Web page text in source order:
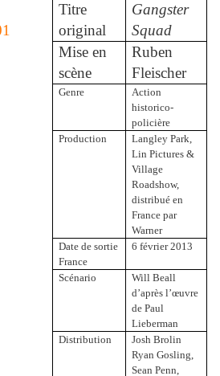
Titre
original
Gangster
Squad
Mise en
scène
Ruben
Fleischer
Genre
Action
historico-
policière
Production
Langley Park,
Lin Pictures &
Village
Roadshow,
distribué en
France par
Warner
Date de sortie
France
6 février 2013
Scénario
Will Beall
d’après l’œuvre
de Paul
Lieberman
Distribution
Josh Brolin
Ryan Gosling,
Sean Penn,